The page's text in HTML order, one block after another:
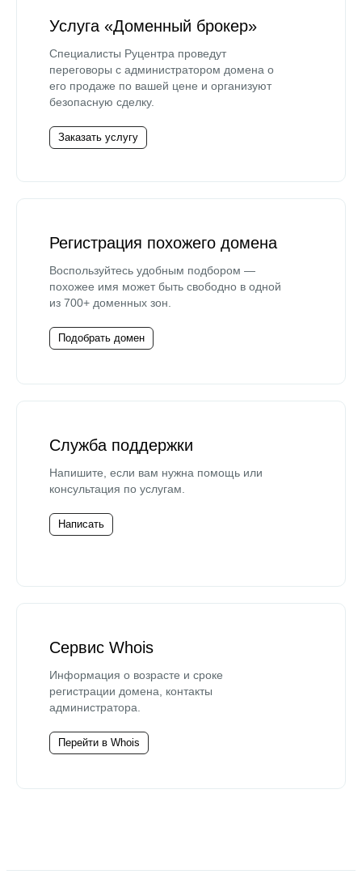
Услуга «Доменный брокер»
Специалисты Руцентра проведут
переговоры с администратором домена о
его продаже по вашей цене и организуют
безопасную сделку.
Заказать услугу
Регистрация похожего домена
Воспользуйтесь удобным подбором —
похожее имя может быть свободно в одной
из 700+ доменных зон.
Подобрать домен
Служба поддержки
Напишите, если вам нужна помощь или
консультация по услугам.
Написать
Сервис Whois
Информация о возрасте и сроке
регистрации домена, контакты
администратора.
Перейти в Whois